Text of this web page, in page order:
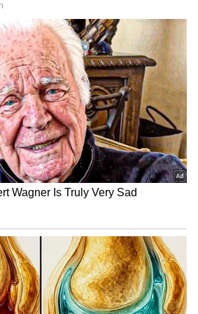
ಮಧ್ಯಮ ವರ್ಗದ ಮಕ್ಕಳಿಗೆ
ಲಕ್ಷ ಕಿತ್ತು ಪೋಷಕರ ರಕ್ತ ಹೀರುವ
ಕಣ್ಣಿಗೆ ಕಾಣುತ್ತಿಲ್ಲವೇ?
ಕಳೆದುಕೊಂಡ ಮಕ್ಕಳ
ಇದೆಲ್ಲವೂ ಸರಕಾರಗಳ ಕಣ್ಣಿಗೆ
ಆರ್ತನಾದ ಕೇಳುತ್ತಿಲ್ಲ ಎಂದರೆ
ಕಣ್ಣು, ಕಿವಿ ಇಲ್ಲ ಎಂದು
ಹೇಳಿದ್ದಾರೆ.